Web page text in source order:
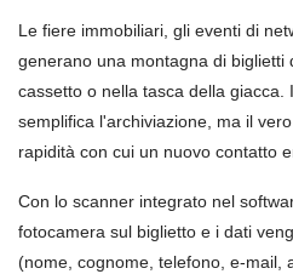
Le fiere immobiliari, gli eventi di
generano una montagna di biglietti
cassetto o nella tasca della giacca.
semplifica l'archiviazione, ma il
rapidità con cui un nuovo contatto
Con lo scanner integrato nel
fotocamera sul biglietto e i dati
(nome, cognome, telefono, e-mail,